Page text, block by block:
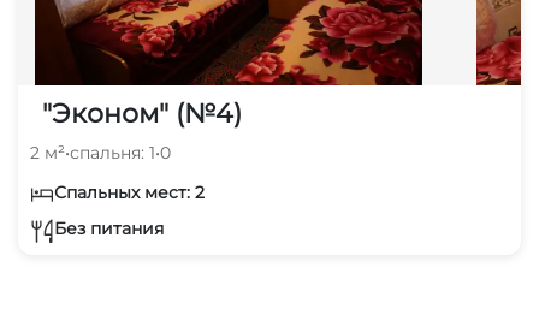
"Эконом" (№4)
2 м²•спальня: 1•0
Спальных мест: 2
Без питания